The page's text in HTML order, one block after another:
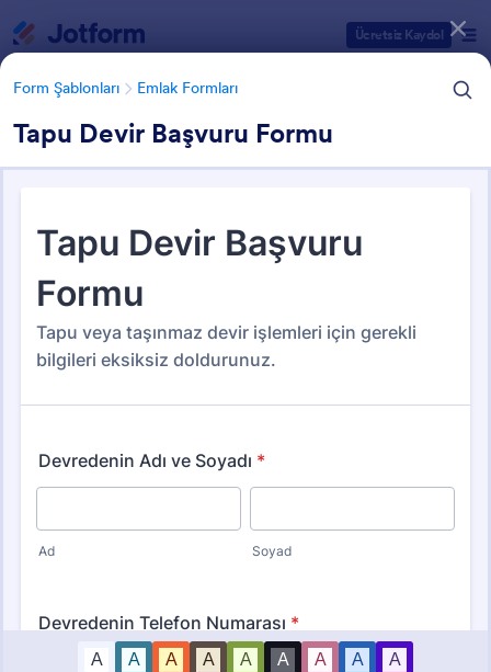
Ücretsiz Kaydol
Form Şablonları Emlak Formları
Tapu Devir Başvuru Formu
Form Şablonları Emlak Formları
Emlak Formları
Form Şablonu Kategorileri